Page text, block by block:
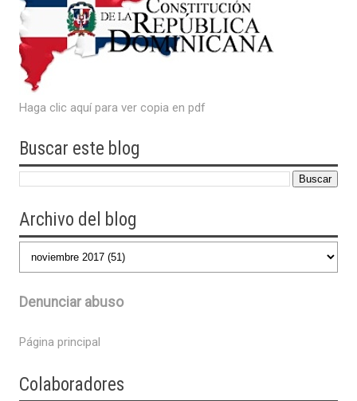
Haga clic aquí para ver copia en pdf
Buscar este blog
Archivo del blog
Denunciar abuso
Página principal
Colaboradores